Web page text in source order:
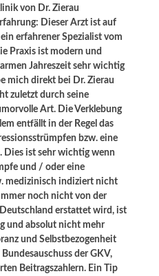
von Dr. Zierau
Dieser Arzt ist auf
erfahrener Spezialist vom
Praxis ist modern und
Jahreszeit sehr wichtig
mich direkt bei Dr. Zierau
zuletzt durch seine
Art. Die Verklebung
entfällt in der Regel das
bzw. eine
Dies ist sehr wichtig wenn
und / oder eine
medizinisch indiziert nicht
noch nicht von der
erstattet wird, ist
und absolut nicht mehr
und Selbstbezogenheit
der GKV,
Beitragszahlern. Ein Tip